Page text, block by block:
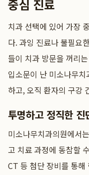
중심 진료
치과 선택에 있어 가장
다. 과잉 진료나 불필요
들이 치과 방문을 꺼리
입소문이 난 미소나무
하고, 오직 환자의 구강
투명하고 정직한 진
미소나무치과의원에서
고 치료 과정에 동참할
CT 등 첨단 장비를 통